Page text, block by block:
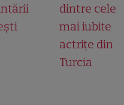
dintre cele
mai iubite
actrițe din
Turcia